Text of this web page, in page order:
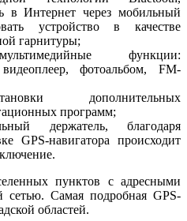
в Интернет через мобильный
устройство в качестве
гарнитуры;
функции:
фотоальбом, FM-
дополнительных
программ;
держатель, благодаря
GPS-навигатора происходит
пунктов с адресными
Самая подробная GPS-
областей.